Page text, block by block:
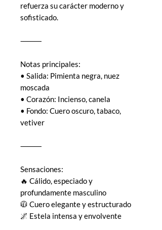
refuerza su carácter moderno y
sofisticado.
⸻
Notas principales:
• Salida: Pimienta negra, nuez
moscada
• Corazón: Incienso, canela
• Fondo: Cuero oscuro, tabaco,
vetiver
⸻
Sensaciones:
🔥 Cálido, especiado y
profundamente masculino
🧥 Cuero elegante y estructurado
🌌 Estela intensa y envolvente